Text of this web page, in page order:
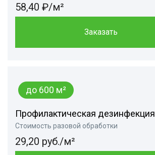
58,40 ₽/м²
Заказать
до 600 м²
Профилактическая дезинфекция
Стоимость разовой обработки
29,20 руб./м²